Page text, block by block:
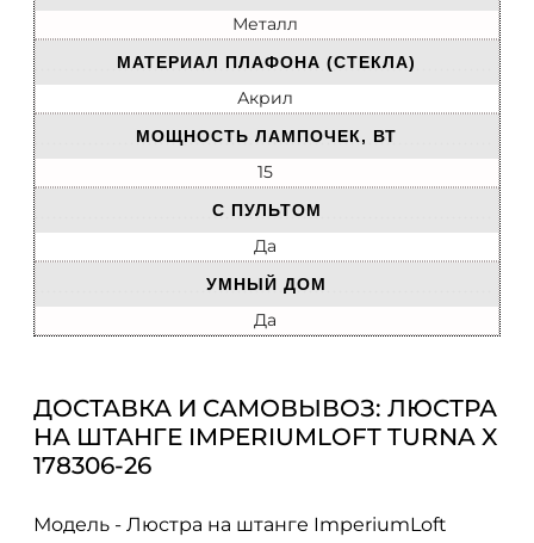
Металл
МАТЕРИАЛ ПЛАФОНА (СТЕКЛА)
Акрил
МОЩНОСТЬ ЛАМПОЧЕК, ВТ
15
С ПУЛЬТОМ
Да
УМНЫЙ ДОМ
Да
ДОСТАВКА И САМОВЫВОЗ: ЛЮСТРА
НА ШТАНГЕ IMPERIUMLOFT TURNA X
178306-26
Модель - Люстра на штанге ImperiumLoft